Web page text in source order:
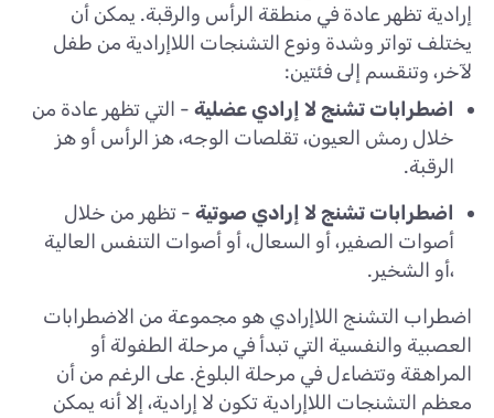
إرادية تظهر عادة في منطقة الرأس والرقبة. يمكن أن
يختلف تواتر وشدة ونوع التشنجات اللاإرادية من طفل
لآخر، وتنقسم إلى فئتين:
اضطرابات تشنج لا إرادي عضلية - التي تظهر عادة من
خلال رمش العيون، تقلصات الوجه، هز الرأس أو هز
الرقبة.
اضطرابات تشنج لا إرادي صوتية - تظهر من خلال
أصوات الصفير، أو السعال، أو أصوات التنفس العالية
،أو الشخير.
اضطراب التشنج اللاإرادي هو مجموعة من الاضطرابات
العصبية والنفسية التي تبدأ في مرحلة الطفولة أو
المراهقة وتتضاءل في مرحلة البلوغ. على الرغم من أن
معظم التشنجات اللاإرادية تكون لا إرادية، إلا أنه يمكن